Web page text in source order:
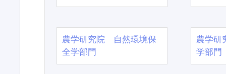
農学研究院 自然環境保
全学部門
農学
学部門